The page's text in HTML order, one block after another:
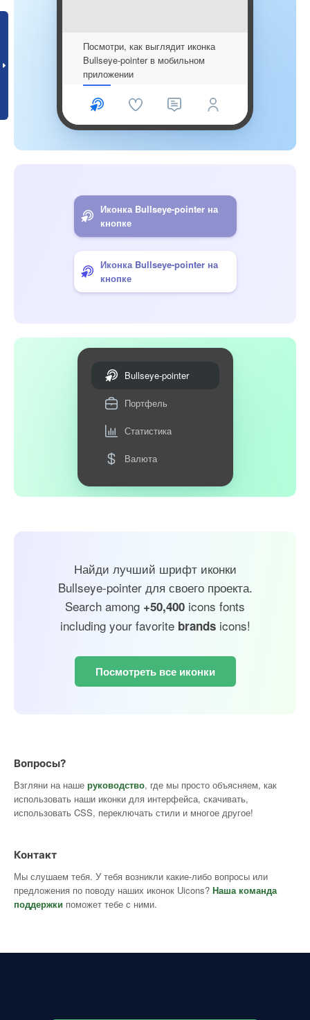
Посмотри, как выглядит иконка
Bullseye-pointer в мобильном
приложении
Иконка Bullseye-pointer на
кнопке
Иконка Bullseye-pointer на
кнопке
Bullseye-pointer
Портфель
Статистика
Валюта
Найди лучший шрифт иконки
Bullseye-pointer для своего проекта.
Search among +50,400 icons fonts
including your favorite brandsicons!
Посмотреть все иконки
Вопросы?
Взгляни на наше руководство, где мы просто объясняем, как
использовать наши иконки для интерфейса, скачивать,
использовать CSS, переключать стили и многое другое!
Контакт
Мы слушаем тебя. У тебя возникли какие-либо вопросы или
предложения по поводу наших иконок Uicons? Наша команда
поддержки поможет тебе с ними.